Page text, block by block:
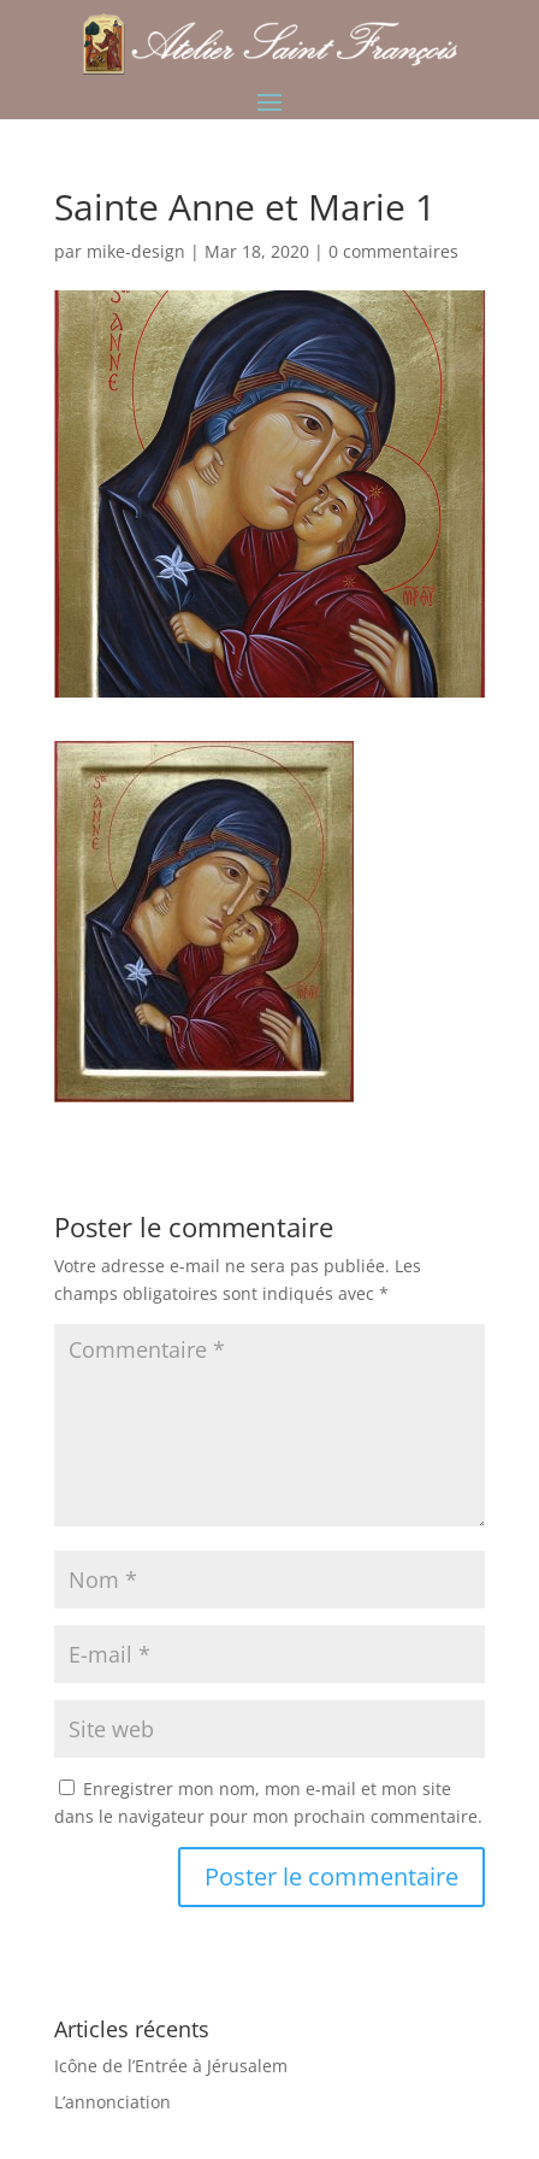
Sainte Anne et Marie 1
par mike-design | Mar 18, 2020| 0 commentaires
Poster le commentaire
Votre adresse e-mail ne sera pas publiée. Les
champs obligatoires sont indiqués avec *
Enregistrer mon nom, mon e-mail et mon site
dans le navigateur pour mon prochain commentaire.
Articles récents
Icône de l’Entrée à Jérusalem
L’annonciation